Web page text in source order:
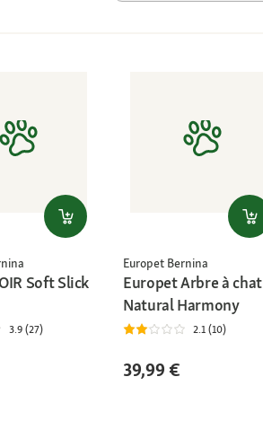
Soft Slick
3.9 (27)
Europet Bernina
Europet Arbre à chat
Natural Harmony
2.1 (10)
39,99 €